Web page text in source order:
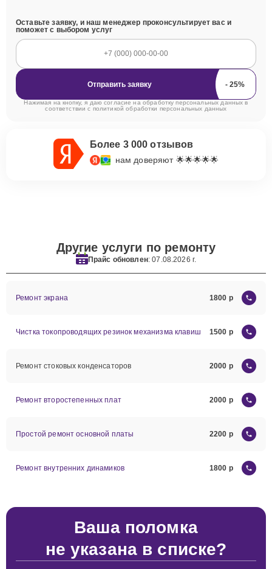
Оставьте заявку, и наш менеджер проконсультирует вас и
поможет с выбором услуг
Отправить заявку
Нажимая на кнопку, я даю согласие на обработку персональных данных в
соответствии с политикой обработки персональных данных
Более 3 000 отзывов
нам доверяют 🌟🌟🌟🌟🌟
Другие услуги по ремонту
Прайс обновлен: 07.08.2026 г.
Ремонт экрана 1800
Чистка токопроводящих резинок механизма клавиш 1500
Ремонт стоковых конденсаторов 2000
Ремонт второстепенных плат 2000
Простой ремонт основной платы 2200
Ремонт внутренних динамиков 1800
Ваша поломка
не указана в списке?